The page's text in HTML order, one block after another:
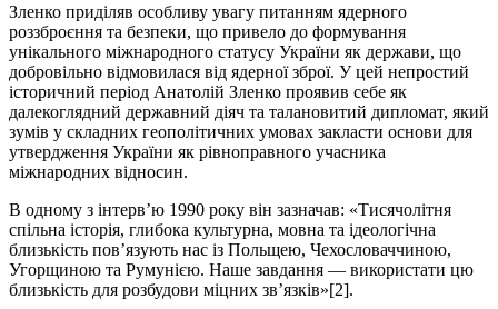
Зленко приділяв особливу увагу питанням ядерного
роззброєння та безпеки, що привело до формування
унікального міжнародного статусу України як держави, що
добровільно відмовилася від ядерної зброї. У цей непростий
історичний період Анатолій Зленко проявив себе як
далекоглядний державний діяч та талановитий дипломат, який
зумів у складних геополітичних умовах закласти основи для
утвердження України як рівноправного учасника
міжнародних відносин.
В одному з інтерв’ю 1990 року він зазначав: «Тисячолітня
спільна історія, глибока культурна, мовна та ідеологічна
близькість пов’язують нас із Польщею, Чехословаччиною,
Угорщиною та Румунією. Наше завдання — використати цю
близькість для розбудови міцних зв’язків»[2].